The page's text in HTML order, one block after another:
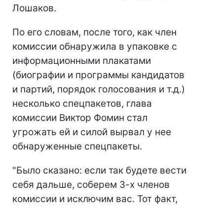
Лошаков.
По его словам, после того, как член
комиссии обнаружила в упаковке с
информационными плакатами
(биографии и программы кандидатов
и партий, порядок голосования и т.д.)
несколько спецпакетов, глава
комиссии Виктор Фомин стал
угрожать ей и силой вырвал у нее
обнаруженные спецпакеты.
"Было сказано: если так будете вести
себя дальше, соберем 3-х членов
комиссии и исключим вас. Тот факт,